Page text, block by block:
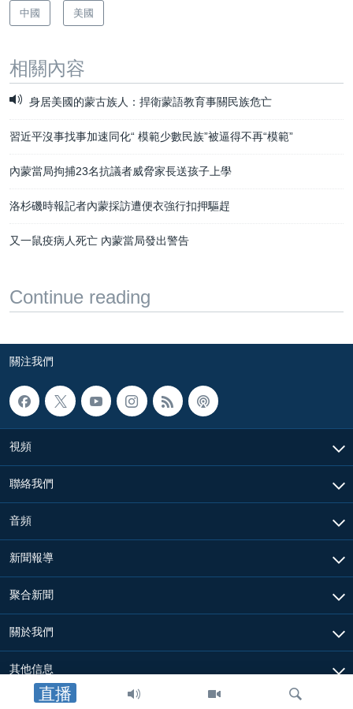
直播
中國 美國
相關內容
身居美國的蒙古族人：捍衛蒙語教育事關民族危亡
習近平沒事找事加速同化“ 模範少數民族”被逼得不再“模範”
內蒙當局拘捕23名抗議者威脅家長送孩子上學
洛杉磯時報記者內蒙採訪遭便衣強行扣押驅趕
又一鼠疫病人死亡 內蒙當局發出警告
Continue reading
關注我們
視頻
聯絡我們
音頻
新聞報導
聚合新聞
關於我們
其他信息